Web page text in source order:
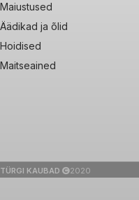
Maiustused
Äädikad ja õlid
Hoidised
Maitseained
TÜRGI KAUBAD 2020